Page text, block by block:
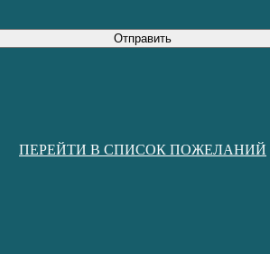
Отправить
ПЕРЕЙТИ В СПИСОК ПОЖЕЛАНИЙ